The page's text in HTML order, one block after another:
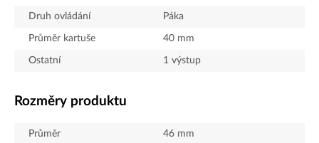
Druh ovládání Páka
Průměr kartuše 40 mm
Ostatní 1 výstup
Rozměry produktu
Průměr 46 mm